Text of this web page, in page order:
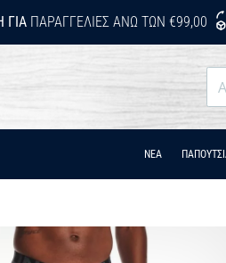
ΠΑΡΑΓΓΕΛΊΕΣ ΆΝΩ ΤΩΝ €99,00
ΝΕΑ